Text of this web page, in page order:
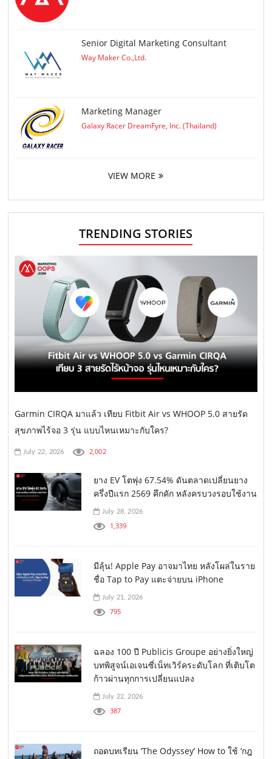
Senior Digital Marketing Consultant
Way Maker Co.,Ltd.
Marketing Manager
Galaxy Racer DreamFyre, Inc. (Thailand)
VIEW MORE
TRENDING STORIES
Garmin CIRQA มาแล้ว เทียบ Fitbit Air vs WHOOP 5.0 สายรัด
สุขภาพไร้จอ 3 รุ่น แบบไหนเหมาะกับใคร?
July 22, 2026 2,002
ยาง EV โตพุ่ง 67.54% ดันตลาดเปลี่ยนยาง
ครึ่งปีแรก 2569 คึกคัก หลังครบวงรอบใช้งาน
July 28, 2026
1,339
มีลุ้น! Apple Pay อาจมาไทย หลังโผล่ในราย
ชื่อ Tap to Pay แตะจ่ายบน iPhone
July 21, 2026
795
ฉลอง 100 ปี Publicis Groupe อย่างยิ่งใหญ่
บทพิสูจน์เอเจนซี่เน็ทเวิร์คระดับโลก ที่เติบโต
ก้าวผ่านทุกการเปลี่ยนแปลง
July 22, 2026
387
ถอดบทเรียน ‘The Odyssey’ How to ใช้ ‘กฎ